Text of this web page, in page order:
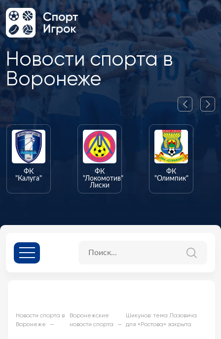
Новости спорта в
Воронеже
ФК
"Калуга"
ФК
"Локомотив"
Лиски
ФК
"Олимпик"
Новости спорта в
Воронеже
Воронежские
новости спорта
Шикунов: тема Лазовича
для «Ростова» закрыта